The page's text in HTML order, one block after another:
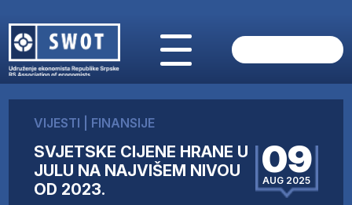
O NAMA
AKTUELNO
ANALIZE
KOMPANIJE
VIJESTI FINANSIJE
SVJETSKE CIJENE HRANE U
JULU NA NAJVIŠEM NIVOU
OD 2023.
09
AUG 2025